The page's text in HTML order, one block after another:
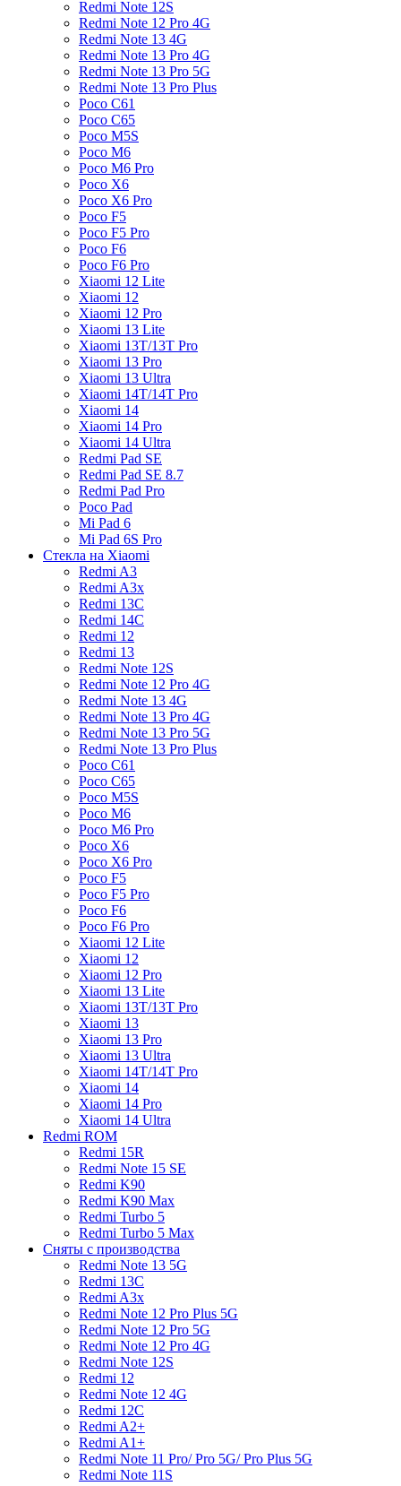
Redmi Note 12S
Redmi Note 12 Pro 4G
Redmi Note 13 4G
Redmi Note 13 Pro 4G
Redmi Note 13 Pro 5G
Redmi Note 13 Pro Plus
Poco C61
Poco C65
Poco M5S
Poco M6
Poco M6 Pro
Poco X6
Poco X6 Pro
Poco F5
Poco F5 Pro
Poco F6
Poco F6 Pro
Xiaomi 12 Lite
Xiaomi 12
Xiaomi 12 Pro
Xiaomi 13 Lite
Xiaomi 13T/13T Pro
Xiaomi 13 Pro
Xiaomi 13 Ultra
Xiaomi 14T/14T Pro
Xiaomi 14
Xiaomi 14 Pro
Xiaomi 14 Ultra
Redmi Pad SE
Redmi Pad SE 8.7
Redmi Pad Pro
Poco Pad
Mi Pad 6
Mi Pad 6S Pro
Стекла на Xiaomi
Redmi A3
Redmi A3x
Redmi 13C
Redmi 14C
Redmi 12
Redmi 13
Redmi Note 12S
Redmi Note 12 Pro 4G
Redmi Note 13 4G
Redmi Note 13 Pro 4G
Redmi Note 13 Pro 5G
Redmi Note 13 Pro Plus
Poco C61
Poco C65
Poco M5S
Poco M6
Poco M6 Pro
Poco X6
Poco X6 Pro
Poco F5
Poco F5 Pro
Poco F6
Poco F6 Pro
Xiaomi 12 Lite
Xiaomi 12
Xiaomi 12 Pro
Xiaomi 13 Lite
Xiaomi 13T/13T Pro
Xiaomi 13
Xiaomi 13 Pro
Xiaomi 13 Ultra
Xiaomi 14T/14T Pro
Xiaomi 14
Xiaomi 14 Pro
Xiaomi 14 Ultra
Redmi ROM
Redmi 15R
Redmi Note 15 SE
Redmi K90
Redmi K90 Max
Redmi Turbo 5
Redmi Turbo 5 Max
Сняты с производства
Redmi Note 13 5G
Redmi 13C
Redmi A3x
Redmi Note 12 Pro Plus 5G
Redmi Note 12 Pro 5G
Redmi Note 12 Pro 4G
Redmi Note 12S
Redmi 12
Redmi Note 12 4G
Redmi 12C
Redmi A2+
Redmi A1+
Redmi Note 11 Pro/ Pro 5G/ Pro Plus 5G
Redmi Note 11S